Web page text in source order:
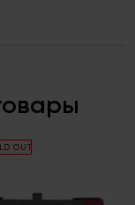
OUT